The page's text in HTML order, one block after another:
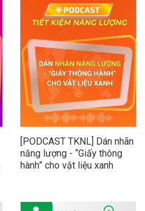
[PODCAST TKNL] Dán nhãn
năng lượng - “Giấy thông
hành” cho vật liệu xanh